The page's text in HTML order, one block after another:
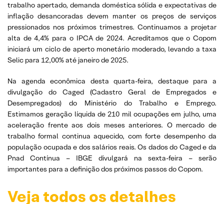
trabalho apertado, demanda doméstica sólida e expectativas de
inflação desancoradas devem manter os preços de serviços
pressionados nos próximos trimestres. Continuamos a projetar
alta de 4,4% para o IPCA de 2024. Acreditamos que o Copom
iniciará um ciclo de aperto monetário moderado, levando a taxa
Selic para 12,00% até janeiro de 2025.
Na agenda econômica desta quarta-feira, destaque para a
divulgação do Caged (Cadastro Geral de Empregados e
Desempregados) do Ministério do Trabalho e Emprego.
Estimamos geração líquida de 210 mil ocupações em julho, uma
aceleração frente aos dois meses anteriores. O mercado de
trabalho formal continua aquecido, com forte desempenho da
população ocupada e dos salários reais. Os dados do Caged e da
Pnad Contínua – IBGE divulgará na sexta-feira – serão
importantes para a definição dos próximos passos do Copom.
Veja todos os detalhes